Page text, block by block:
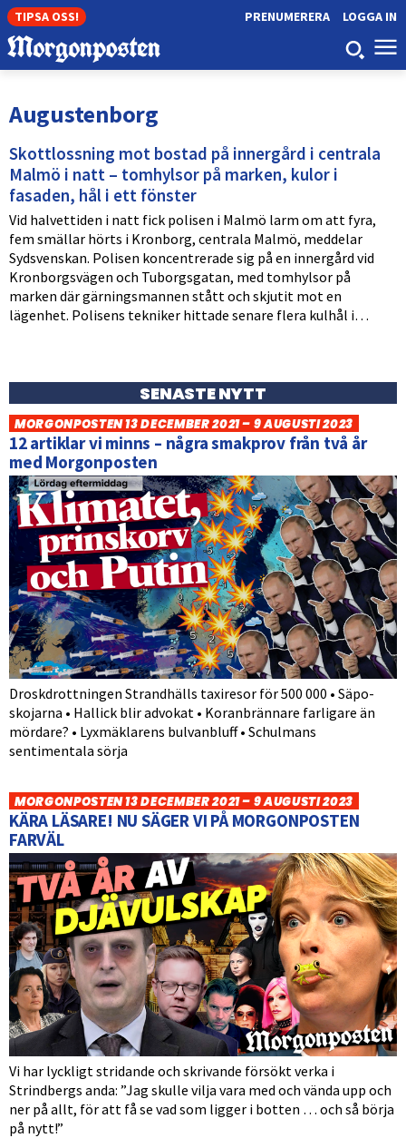
TIPSA OSS! LOGGA IN
PRENUMERERA
Augustenborg
Skottlossning mot bostad på innergård i centrala
Malmö i natt – tomhylsor på marken, kulor i
fasaden, hål i ett fönster
Vid halvettiden i natt fick polisen i Malmö larm om att fyra,
fem smällar hörts i Kronborg, centrala Malmö, meddelar
Sydsvenskan. Polisen koncentrerade sig på en innergård vid
Kronborgsvägen och Tuborgsgatan, med tomhylsor på
marken där gärningsmannen stått och skjutit mot en
lägenhet. Polisens tekniker hittade senare flera kulhål i…
SENASTE NYTT
MORGONPOSTEN 13 DECEMBER 2021 – 9 AUGUSTI 2023
12 artiklar vi minns – några smakprov från två år
med Morgonposten
Droskdrottningen Strandhälls taxiresor för 500 000 • Säpo-
skojarna • Hallick blir advokat • Koranbrännare farligare än
mördare? • Lyxmäklarens bulvanbluff • Schulmans
sentimentala sörja
MORGONPOSTEN 13 DECEMBER 2021 – 9 AUGUSTI 2023
KÄRA LÄSARE! NU SÄGER VI PÅ MORGONPOSTEN
FARVÄL
Vi har lyckligt stridande och skrivande försökt verka i
Strindbergs anda: ”Jag skulle vilja vara med och vända upp och
ner på allt, för att få se vad som ligger i botten … och så börja
på nytt!”